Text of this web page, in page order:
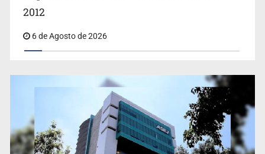
Proponen consulta popular por desarrollo de vivienda
en Mirador de San Isidro
2012
6 de Agosto de 2026